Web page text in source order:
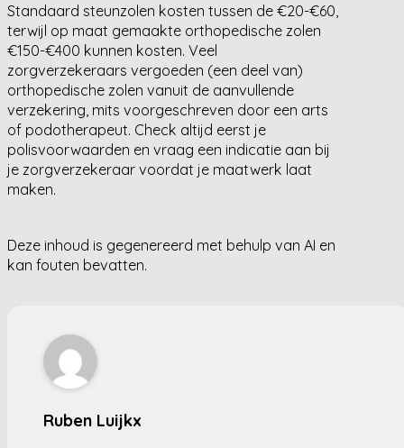
Standaard steunzolen kosten tussen de €20-€60,
terwijl op maat gemaakte orthopedische zolen
€150-€400 kunnen kosten. Veel
zorgverzekeraars vergoeden (een deel van)
orthopedische zolen vanuit de aanvullende
verzekering, mits voorgeschreven door een arts
of podotherapeut. Check altijd eerst je
polisvoorwaarden en vraag een indicatie aan bij
je zorgverzekeraar voordat je maatwerk laat
maken.
Deze inhoud is gegenereerd met behulp van AI en
kan fouten bevatten.
Ruben Luijkx